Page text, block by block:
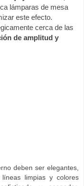
lámparas de mesa
este efecto.
cerca de las
de amplitud y
deben ser elegantes,
limpias y colores